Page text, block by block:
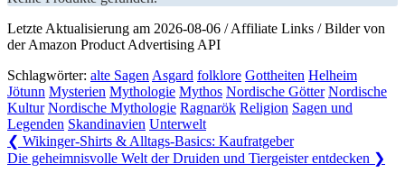
Letzte Aktualisierung am 2026-08-06 / Affiliate Links / Bilder von
der Amazon Product Advertising API
Schlagwörter: alte Sagen Asgard folklore Gottheiten Helheim
Jötunn Mysterien Mythologie Mythos Nordische Götter Nordische
Kultur Nordische Mythologie Ragnarök Religion Sagen und
Legenden Skandinavien Unterwelt
Beitragsnavigation
❮ Previous
Post:
Wikinger-Shirts & Alltags-Basics: Kaufratgeber
Next
Die geheimnisvolle Welt der Druiden und Tiergeister entdecken ❯